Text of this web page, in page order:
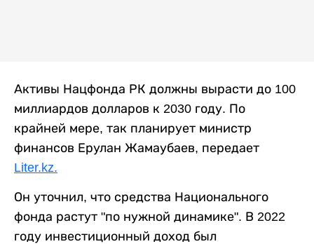
Активы Нацфонда РК должны вырасти до 100
миллиардов долларов к 2030 году. По
крайней мере, так планирует министр
финансов Ерулан Жамаубаев, передает
Liter.kz.
Он уточнил, что средства Национального
фонда растут "по нужной динамике". В 2022
году инвестиционный доход был